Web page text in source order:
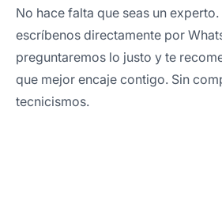
No hace falta que seas un experto.
escríbenos directamente por
preguntaremos lo justo y te
que mejor encaje contigo. Sin
tecnicismos.